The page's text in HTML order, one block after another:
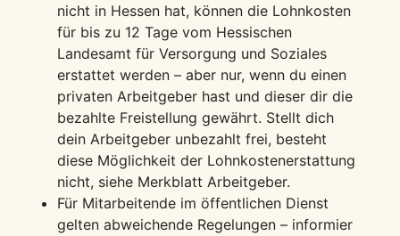
nicht in Hessen hat, können die Lohnkosten
für bis zu 12 Tage vom Hessischen
Landesamt für Versorgung und Soziales
erstattet werden – aber nur, wenn du einen
privaten Arbeitgeber hast und dieser dir die
bezahlte Freistellung gewährt. Stellt dich
dein Arbeitgeber unbezahlt frei, besteht
diese Möglichkeit der Lohnkostenerstattung
nicht, siehe Merkblatt Arbeitgeber.
Für Mitarbeitende im öffentlichen Dienst
gelten abweichende Regelungen – informier